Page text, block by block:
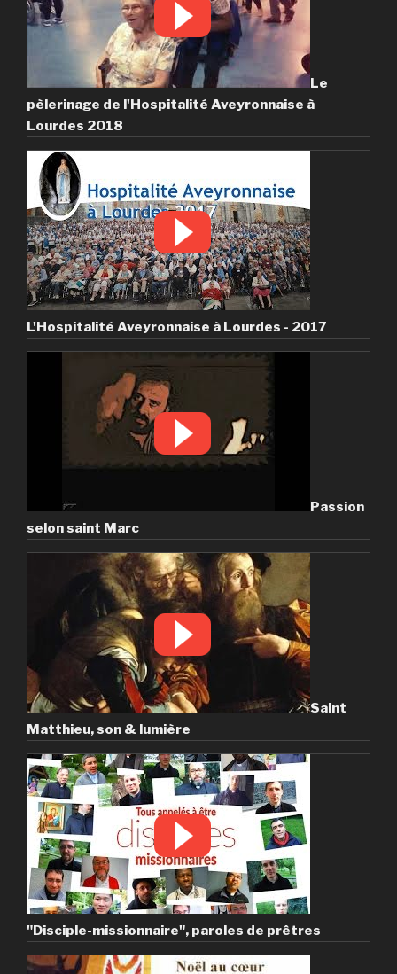
Le
pèlerinage de l'Hospitalité Aveyronnaise à
Lourdes 2018
L'Hospitalité Aveyronnaise à Lourdes - 2017
Passion
selon saint Marc
Saint
Matthieu, son & lumière
"Disciple-missionnaire", paroles de prêtres